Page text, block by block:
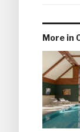
More in